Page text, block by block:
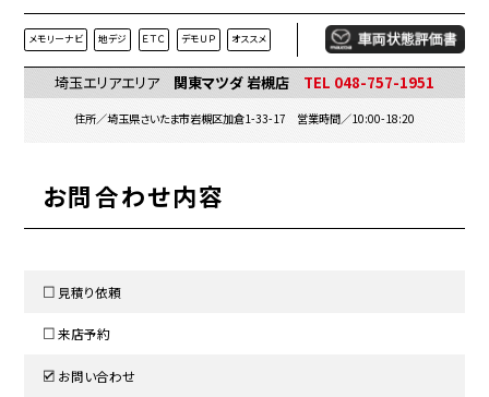
メモリーナビ 地デジ ＥＴＣ デモＵＰ オススメ
埼玉エリアエリア 関東マツダ 岩槻店 TEL 048-757-1951
住所／埼玉県さいたま市岩槻区加倉1-33-17 営業時間／10:00-18:20
お問合わせ内容
見積り依頼
来店予約
お問い合わせ